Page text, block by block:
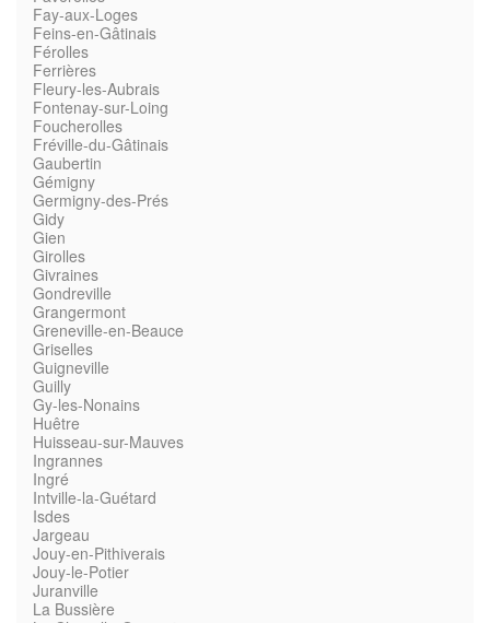
Fay-aux-Loges
Feins-en-Gâtinais
Férolles
Ferrières
Fleury-les-Aubrais
Fontenay-sur-Loing
Foucherolles
Fréville-du-Gâtinais
Gaubertin
Gémigny
Germigny-des-Prés
Gidy
Gien
Girolles
Givraines
Gondreville
Grangermont
Greneville-en-Beauce
Griselles
Guigneville
Guilly
Gy-les-Nonains
Huêtre
Huisseau-sur-Mauves
Ingrannes
Ingré
Intville-la-Guétard
Isdes
Jargeau
Jouy-en-Pithiverais
Jouy-le-Potier
Juranville
La Bussière